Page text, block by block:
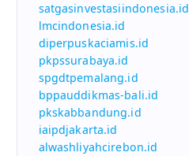
satgasinvestasiindonesia.id
lmcindonesia.id
diperpuskaciamis.id
pkpssurabaya.id
spgdtpemalang.id
bppauddikmas-bali.id
pkskabbandung.id
iaipdjakarta.id
alwashliyahcirebon.id